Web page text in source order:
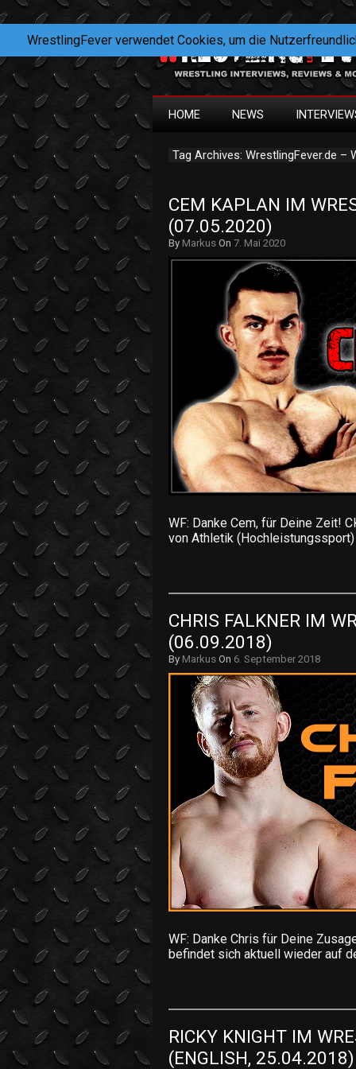
HOME NEWS
Tag Archives: WrestlingFever.de –
CEM KAPLAN IM
(07.05.2020)
By Markus On 7. Mai 2020
WF: Danke Cem, für Deine Zeit!
von Athletik
CHRIS FALKNER IM
(06.09.2018)
By Markus On 6. September 2018
WF: Danke Chris für Deine
befindet sich aktuell wieder auf
RICKY KNIGHT IM
(ENGLISH, 25.04.2018)
WrestlingFever verwendet Cookies, um die